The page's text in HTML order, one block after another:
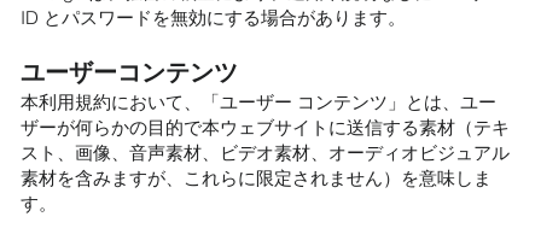
ID とパスワードを無効にする場合があります。
ユーザーコンテンツ
本利用規約において、「ユーザー コンテンツ」とは、ユー
ザーが何らかの目的で本ウェブサイトに送信する素材（テキ
スト、画像、音声素材、ビデオ素材、オーディオビジュアル
素材を含みますが、これらに限定されません）を意味しま
す。